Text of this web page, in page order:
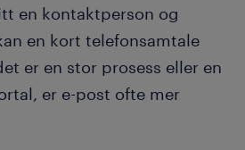
en kontaktperson og
en kort telefonsamtale
er en stor prosess eller en
er e-post ofte mer